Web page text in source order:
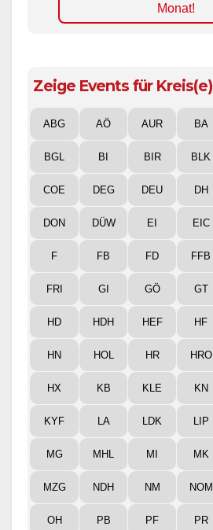
Monat!
Zeige Events für Kreis(e)
ABG AÖ AUR BA
BGL BI BIR BLK
COE DEG DEU DH
DON DÜW EI EIC
F FB FD FFB
FRI GI GÖ GT
HD HDH HEF HF
HN HOL HR HRO
HX KB KLE KN
KYF LA LDK LIP
MG MHL MI MK
MZG NDH NM NOM
OH PB PF PR